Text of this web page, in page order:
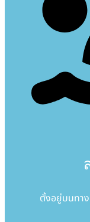
ตั้งอยู่บนทา